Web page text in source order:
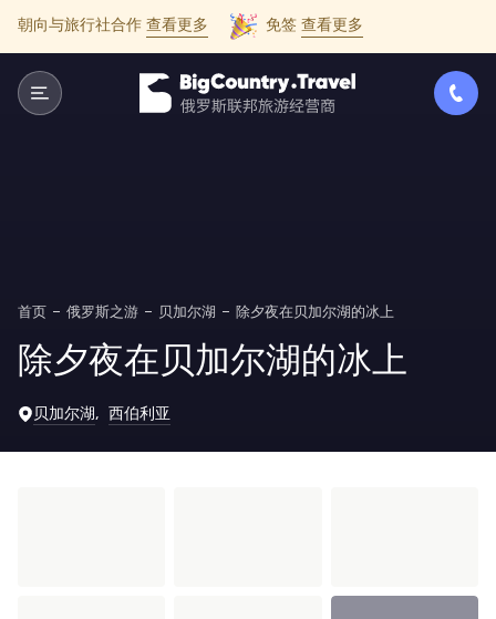
朝向与旅行社合作 查看更多 免签 查看更多
首页 俄罗斯之游 贝加尔湖 除夕夜在贝加尔湖的冰上
除夕夜在贝加尔湖的冰上
贝加尔湖 西伯利亚